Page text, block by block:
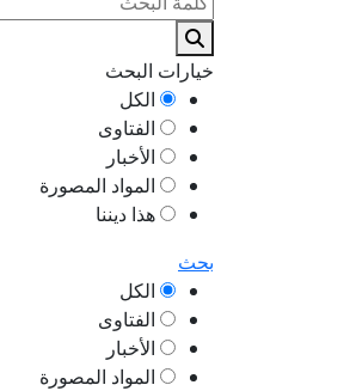
خيارات البحث
الكل
الفتاوى
الأخبار
المواد المصورة
هذا ديننا
بحث
الكل
الفتاوى
الأخبار
المواد المصورة